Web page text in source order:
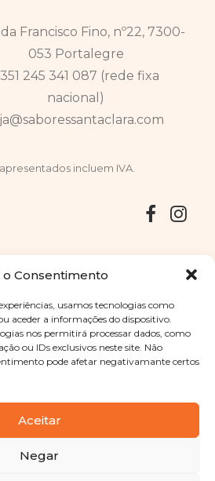
o Consentimento
usamos tecnologias como
aceder a informações do dispositivo.
nos permitirá processar dados, como
ou IDs exclusivos neste site. Não
pode afetar negativamante certos
Aceitar
Negar
Francisco Fino, nº22, 7300-
053 Portalegre
245 341 087 (rede fixa
nacional)
incluem IVA.
Santa Clara
. Todos os direitos
Privacidade |Termos e condições
Branding Agency